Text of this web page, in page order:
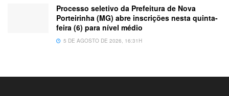
Processo seletivo da Prefeitura de Nova
Porteirinha (MG) abre inscrições nesta quinta-
feira (6) para nível médio
5 DE AGOSTO DE 2026, 16:31H